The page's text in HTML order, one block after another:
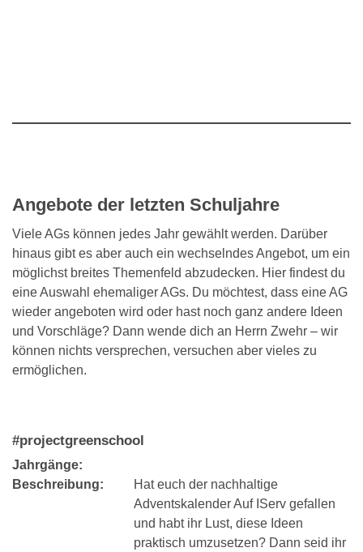
Angebote der letzten Schuljahre
Viele AGs können jedes Jahr gewählt werden. Darüber
hinaus gibt es aber auch ein wechselndes Angebot, um ein
möglichst breites Themenfeld abzudecken. Hier findest du
eine Auswahl ehemaliger AGs. Du möchtest, dass eine AG
wieder angeboten wird oder hast noch ganz andere Ideen
und Vorschläge? Dann wende dich an Herrn Zwehr – wir
können nichts versprechen, versuchen aber vieles zu
ermöglichen.
#projectgreenschool
Jahrgänge:
Beschreibung:
Hat euch der nachhaltige
Adventskalender Auf IServ gefallen
und habt ihr Lust, diese Ideen
praktisch umzusetzen? Dann seid ihr